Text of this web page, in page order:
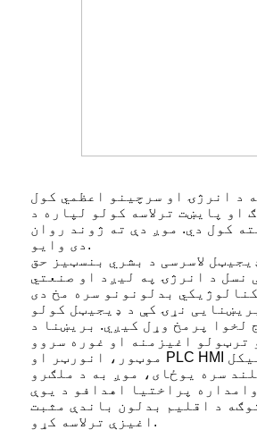
د انرژۍ او سرچینو اعظمي کول
او پایښت ترلاسه کولو لپاره د
کول دي. موږ دې ته ژوند روان
دی وایو.
لاسرسی د بشري بنسټیز حق
نسل د انرژۍ په لیږد او صنعتي
بدلونونو سره مخ دی
نړۍ کې د ډیجیټل کولو
لخوا پرمخ وړل کیږي. بریښنا د
ترټولو اغیزمنه او غوره سروو
موټور، انورټر او PLC HMI ده. د سایکلیکل
سره یوځای، موږ به د ملګرو
پراختیا اهدافو د یوې
د اقلیم بدلون باندې مثبت
اغیزې ترلاسه کړو.